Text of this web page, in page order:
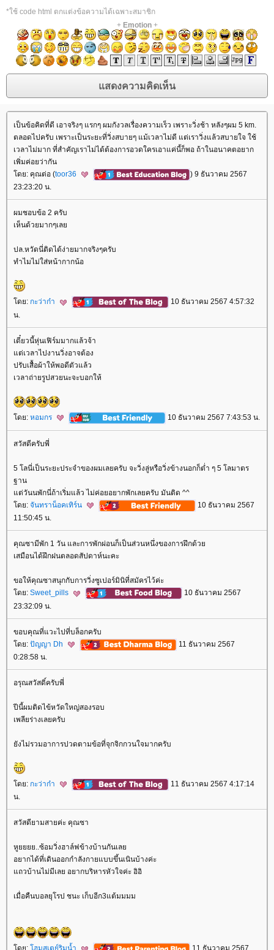
*ใช้ code html ตกแต่งข้อความได้เฉพาะสมาชิก
+ Emotion+
เป็นข้อคิดที่ดี เอาจริงๆ แรกๆ ผมกังวลเรื่องความเร็ว เพราะวิ่งช้า หลังๆผม 5 km.
ตลอดไปครับ เพราะเป็นระยะที่วิ่งสบายๆ แม้เวลาไม่ดี แต่เราวิ่งแล้วสบายใจ ใช้
เวลาไม่มาก ที่สำคัญเราไม่ได้ต้องการอวดใครเอาแค่นี้ก็พอ ถ้าในอนาคตอยาก
เพิ่มค่อยว่ากัน
ดย: คุณต่อ (toor36
) 9 ธันวาคม 2567
23:23:20 น.
ผมชอบข้อ 2 ครับ
เห็นด้วยมากๆเล
ปล.หวัดนี่ติดได้ง่ายมากจริงๆครับ
ทำไมไม่ใส่หน้ากากน้อ
ดย: กะว่าก๋า
10 ธันวาคม 2567 4:57:32
น.
เดี๋ยวนี้หุ่นเฟิร์มมากแล้วจ้า
ต่เวลาไปงานวิ่งอาจต้อง
ปรับเสื้อผ้าให้พอดีตัวแล้ว
เวลาถ่ายรูปสวยนะจะบอกให้
ดย: หอมกร 10 ธันวาคม 2567 7:43:53 น.
สวัสดีครับพี่
5 โลนี่เป็นระยะประจำของผมเลยครับ จะวิ่งลู่หรือวิ่งข้างนอกก็ต่ำ ๆ 5 โลมาตร
ฐาน
ต่วันนพักนี่ถ้าเริ่มแล้ว ไม่ค่อยอยากพักเลยครับ มันติด ^^
ดย: จันทราน็อคเทิร์น
10 ธันวาคม 2567
11:50:45 น.
คุณซามีพัก 1 วัน และการพักผ่อนก็เป็นส่วนหนึ่งของการฝึกด้ว
เสมือนได้ฝึกฝนตลอดสัปดาห์นะคะ
ขอให้คุณซาสนุกกับการวิ่งซูเปอร์มินิที่สมัครไว้ค่ะ
ดย: Sweet_pills
10 ธันวาคม 2567
23:32:09 น.
ขอบคุณที่แวะไปที่บล็อกครับ
ดย: ปัญญา Dh
11 ธันวาคม 2567
0:28:58 น.
อรุณสวัสดิ์ครับพี่
ปีนี้ผมติดไข้หวัดใหญ่สองรอบ
เพลียร่างเลยครับ
ังไม่รวมอาการปวดตามข้อที่จุกจิกกวนใจมากครับ
ดย: กะว่าก๋า
11 ธันวาคม 2567 4:17:14
น.
สวัสดียามสายค่ะ คุณซา
หูยยยย..ซ้อมวิ่งฮาล์ฟข้างบ้านกันเล
อยากได้ที่เดินออกกำลังกายแบบขึ้นเนินบ้างค่ะ
ถวบ้านไม่มีเลย อยากบริหารหัวใจค่ะ อิอิ
เมื่อคืนบอลยุโรป ชนะ เก็บอีก3แต้มมมม